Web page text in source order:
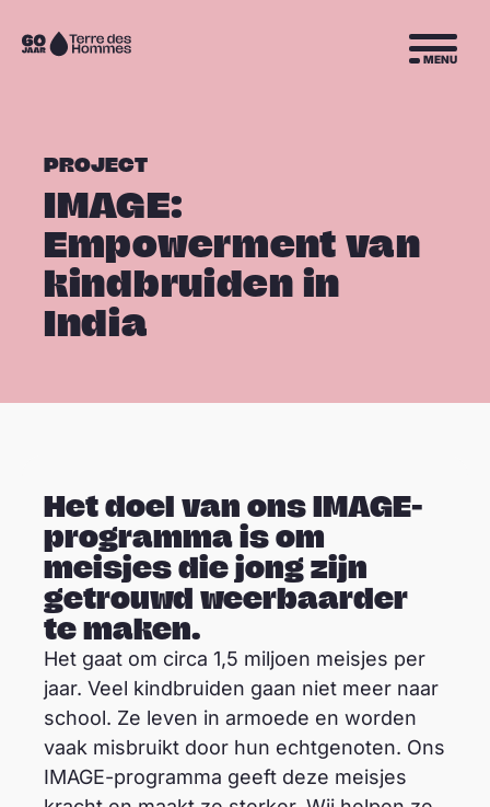
Sla navigatie over
Naar
MENU
PROJECT
IMAGE:
Empowerment van
kindbruiden in
India
Het doel van ons IMAGE-
programma is om
meisjes die jong zijn
getrouwd weerbaarder
te maken.
Het gaat om circa 1,5 miljoen meisjes per
jaar. Veel kindbruiden gaan niet meer naar
school. Ze leven in armoede en worden
vaak misbruikt door hun echtgenoten. Ons
IMAGE-programma geeft deze meisjes